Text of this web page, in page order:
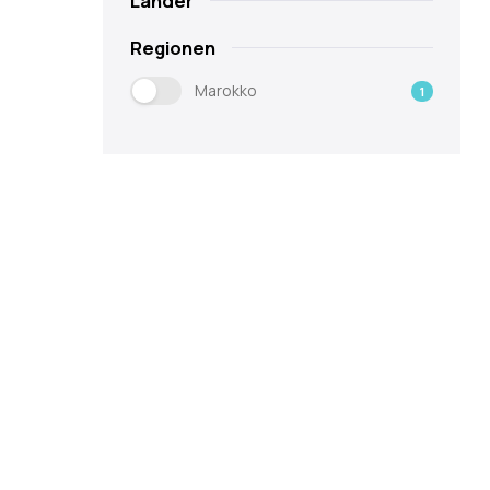
Regionen
Marokko 1